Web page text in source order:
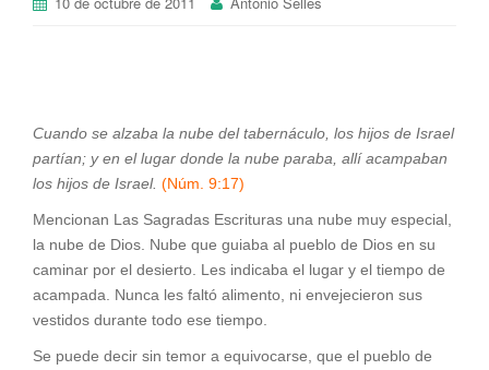
Cuando se alzaba la nube del tabernáculo, los hijos de Israel
partían; y en el lugar donde la nube paraba, allí acampaban
los hijos de Israel. (Núm. 9:17)
Mencionan Las Sagradas Escrituras una nube muy especial,
la nube de Dios. Nube que guiaba al pueblo de Dios en su
caminar por el desierto. Les indicaba el lugar y el tiempo de
acampada. Nunca les faltó alimento, ni envejecieron sus
vestidos durante todo ese tiempo.
Se puede decir sin temor a equivocarse, que el pueblo de